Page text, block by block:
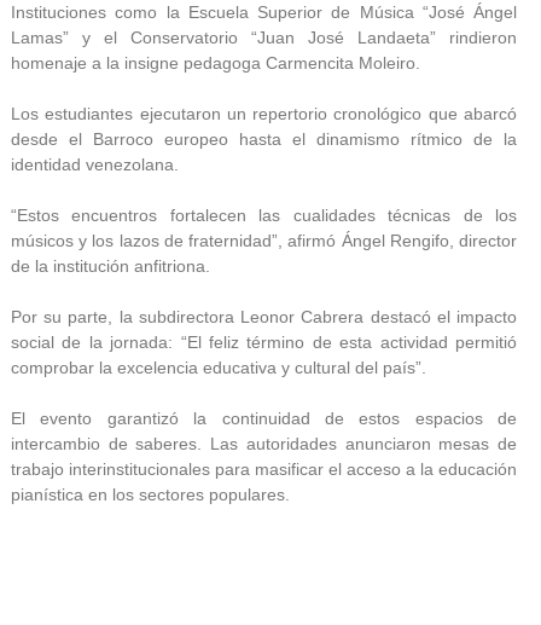
Instituciones como la Escuela Superior de Música “José Ángel
Lamas” y el Conservatorio “Juan José Landaeta” rindieron
homenaje a la insigne pedagoga Carmencita Moleiro.
Los estudiantes ejecutaron un repertorio cronológico que abarcó
desde el Barroco europeo hasta el dinamismo rítmico de la
identidad venezolana.
“Estos encuentros fortalecen las cualidades técnicas de los
músicos y los lazos de fraternidad”, afirmó Ángel Rengifo, director
de la institución anfitriona.
Por su parte, la subdirectora Leonor Cabrera destacó el impacto
social de la jornada: “El feliz término de esta actividad permitió
comprobar la excelencia educativa y cultural del país”.
El evento garantizó la continuidad de estos espacios de
intercambio de saberes. Las autoridades anunciaron mesas de
trabajo interinstitucionales para masificar el acceso a la educación
pianística en los sectores populares.